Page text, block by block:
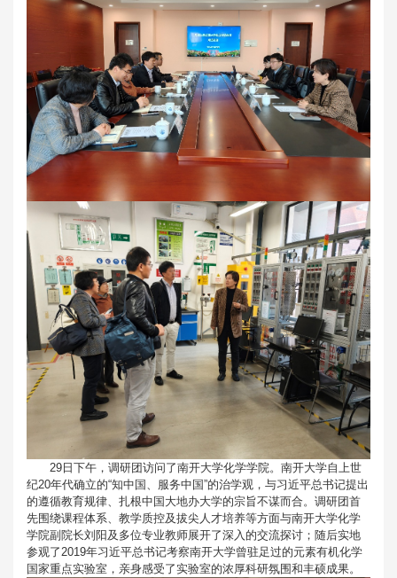
29日下午，调研团访问了南开大学化学学院。南开大学自上世
纪20年代确立的“知中国、服务中国”的治学观，与习近平总书记提出
的遵循教育规律、扎根中国大地办大学的宗旨不谋而合。调研团首
先围绕课程体系、教学质控及拔尖人才培养等方面与南开大学化学
学院副院长刘阳及多位专业教师展开了深入的交流探讨；随后实地
参观了2019年习近平总书记考察南开大学曾驻足过的元素有机化学
国家重点实验室，亲身感受了实验室的浓厚科研氛围和丰硕成果。